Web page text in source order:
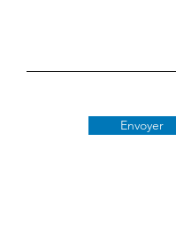
Envoyer